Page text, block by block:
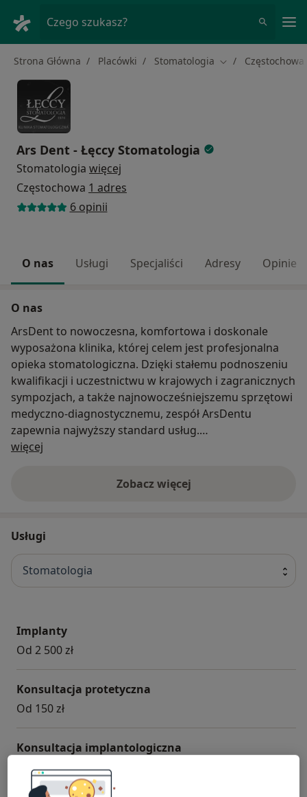
Czego szukasz?
Strona Główna Placówki Stomatologia Zmień miasto
Częstochowa
Ars Dent - Łęccy Stomatologia
Stomatologia więcej
Częstochowa 1 adres
6 opinii
O nas Usługi Specjaliści Adresy Opinie
O nas
ArsDent to nowoczesna, komfortowa i doskonale
wyposażona klinika, której celem jest profesjonalna
opieka stomatologiczna. Dzięki stałemu podnoszeniu
kwalifikacji i uczestnictwu w krajowych i zagranicznych
sympozjach, a także najnowocześniejszemu sprzętowi
medyczno-diagnostycznemu, zespół ArsDentu
zapewnia najwyższy standard usług.
Już 40 lat pomagamy pacjentom.
więcej
Zobacz więcej
Usługi
Stomatologia
Implanty
Od 2 500 zł
Konsultacja protetyczna
Od 150 zł
Konsultacja implantologiczna
Od 150 zł